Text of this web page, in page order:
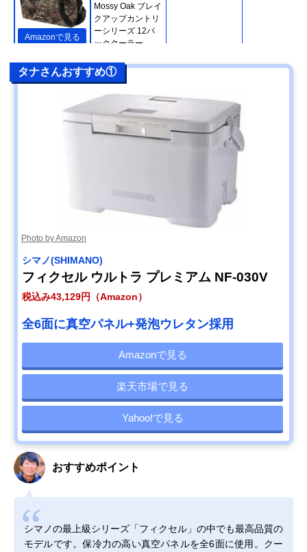
Amazonで見る
Mossy Oak ブレイ
クアップカントリ
ーシリーズ 12パ
ッククーラー
楽天市場で見る
【筆者おすすめ】
コールマン
ステンレススチー
ルベルトクーラー
2159596
ステンレス製のお
約幅62×奥行42×
内部の高さは約
タナさんおすすめ①
Photo by Amazon
シマノ(SHIMANO)
フィクセル ウルトラ プレミアム NF-030V
税込み43,129円（Amazon）
全6面に真空パネル+発泡ウレタン採用
Amazonで見る
楽天市場で見る
Yahoo!で見る
おすすめポイント
シマノの最上級シリーズ「フィクセル」の中でも最高品質の
モデルです。保冷力の高い真空パネルを全6面に使用。クー